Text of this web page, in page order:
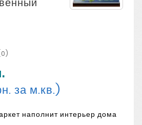
за м.кв.)
наполнит интерьер дома